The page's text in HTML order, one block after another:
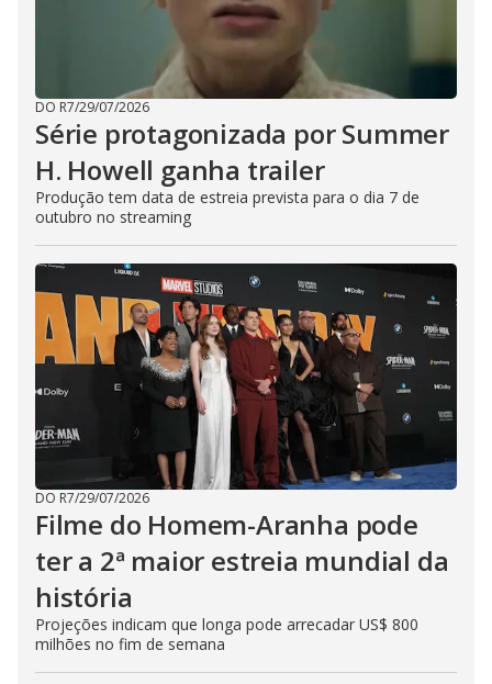
DO R7/29/07/2026
Série protagonizada por Summer
H. Howell ganha trailer
Produção tem data de estreia prevista para o dia 7 de
outubro no streaming
DO R7/29/07/2026
Filme do Homem-Aranha pode
ter a 2ª maior estreia mundial da
história
Projeções indicam que longa pode arrecadar US$ 800
milhões no fim de semana